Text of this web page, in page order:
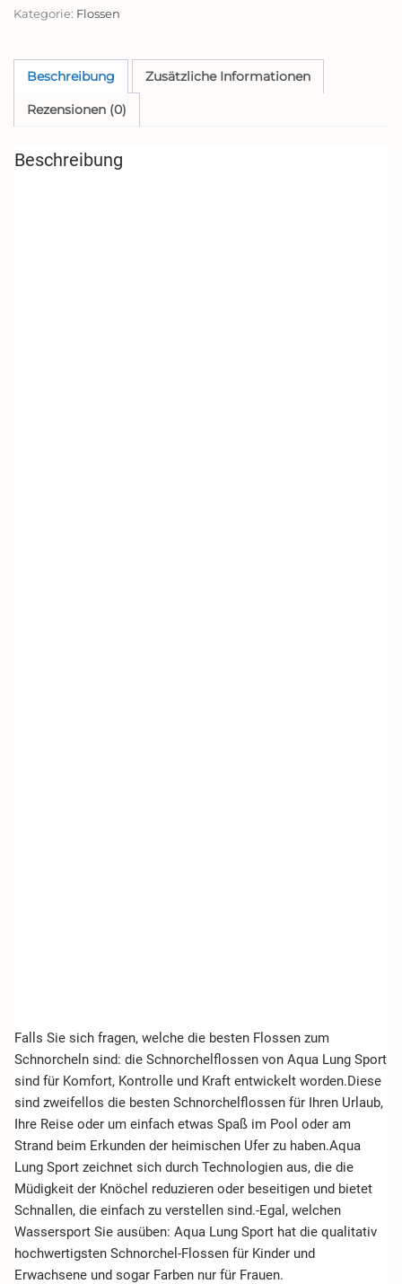
Kategorie: Flossen
Beschreibung Zusätzliche Informationen
Rezensionen (0)
Beschreibung
Falls Sie sich fragen, welche die besten Flossen zum
Schnorcheln sind: die Schnorchelflossen von Aqua Lung Sport
sind für Komfort, Kontrolle und Kraft entwickelt worden.Diese
sind zweifellos die besten Schnorchelflossen für Ihren Urlaub,
Ihre Reise oder um einfach etwas Spaß im Pool oder am
Strand beim Erkunden der heimischen Ufer zu haben.Aqua
Lung Sport zeichnet sich durch Technologien aus, die die
Müdigkeit der Knöchel reduzieren oder beseitigen und bietet
Schnallen, die einfach zu verstellen sind.-Egal, welchen
Wassersport Sie ausüben: Aqua Lung Sport hat die qualitativ
hochwertigsten Schnorchel-Flossen für Kinder und
Erwachsene und sogar Farben nur für Frauen.